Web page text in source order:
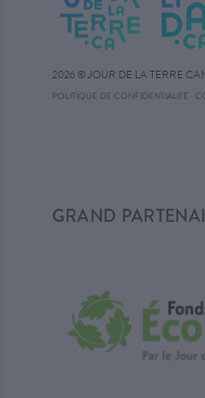
2026 © JOUR DE LA TERRE
POLITIQUE DE CONFIDENTIALITÉ
GRAND